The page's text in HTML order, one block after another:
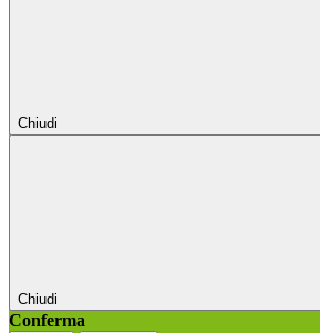
Chiudi
Chiudi
Conferma